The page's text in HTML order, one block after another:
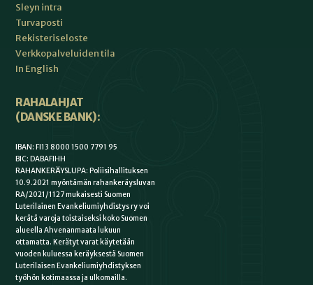
Sleyn intra
Turvaposti
Rekisteriseloste
Verkkopalveluiden tila
In English
RAHALAHJAT
(DANSKE BANK):
IBAN: FI13 8000 1500 7791 95
BIC: DABAFIHH
RAHANKERÄYSLUPA: Poliisihallituksen
10.9.2021 myöntämän rahankeräysluvan
RA/2021/1127 mukaisesti Suomen
Luterilainen Evankeliumiyhdistys ry voi
kerätä varoja toistaiseksi koko Suomen
alueella Ahvenanmaata lukuun
ottamatta. Kerätyt varat käytetään
vuoden kuluessa keräyksestä Suomen
Luterilaisen Evankeliumiyhdistyksen
työhön kotimaassa ja ulkomailla.